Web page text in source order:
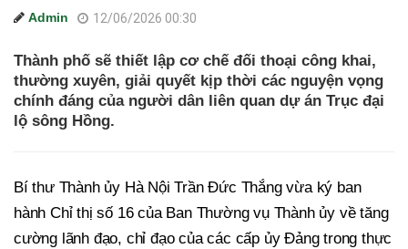
Admin 12/06/2026 00:30
Thành phố sẽ thiết lập cơ chế đối thoại công khai,
thường xuyên, giải quyết kịp thời các nguyện vọng
chính đáng của người dân liên quan dự án Trục đại
lộ sông Hồng.
Bí thư Thành ủy Hà Nội Trần Đức Thắng vừa ký ban
hành Chỉ thị số 16 của Ban Thường vụ Thành ủy về tăng
cường lãnh đạo, chỉ đạo của các cấp ủy Đảng trong thực